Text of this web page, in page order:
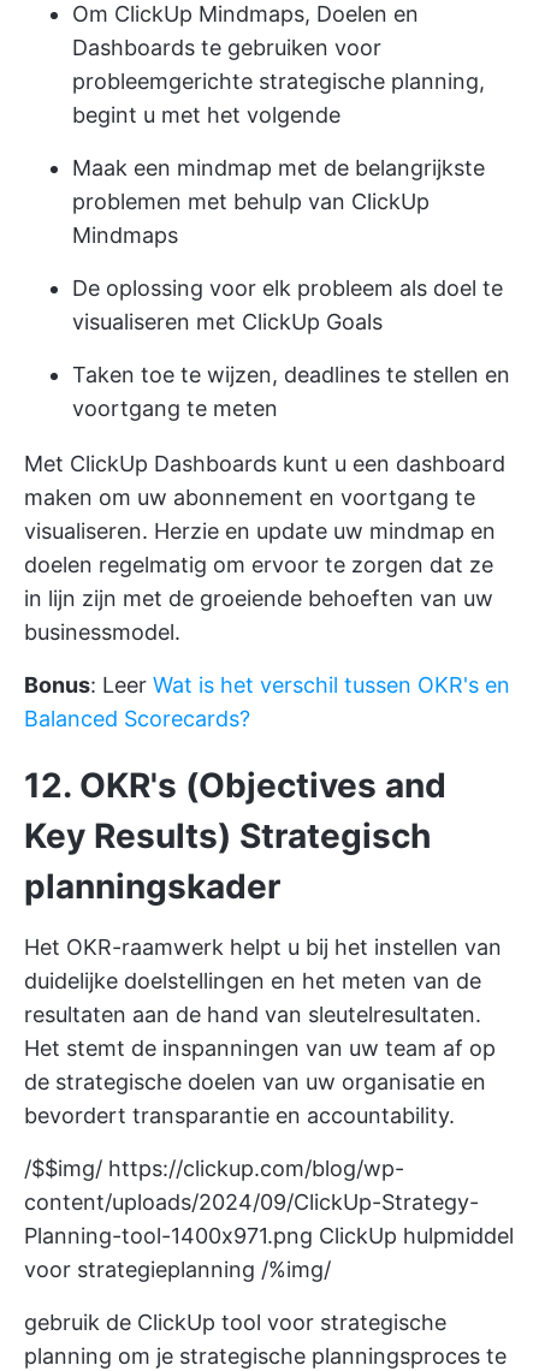
Om ClickUp Mindmaps, Doelen en
Dashboards te gebruiken voor
probleemgerichte strategische planning,
begint u met het volgende
Maak een mindmap met de belangrijkste
problemen met behulp van ClickUp
Mindmaps
De oplossing voor elk probleem als doel te
visualiseren met ClickUp Goals
Taken toe te wijzen, deadlines te stellen en
voortgang te meten
Met ClickUp Dashboards kunt u een dashboard
maken om uw abonnement en voortgang te
visualiseren. Herzie en update uw mindmap en
doelen regelmatig om ervoor te zorgen dat ze
in lijn zijn met de groeiende behoeften van uw
businessmodel.
Bonus: Leer Wat is het verschil tussen OKR's en
Balanced Scorecards?
12. OKR's (Objectives and
Key Results) Strategisch
planningskader
Het OKR-raamwerk helpt u bij het instellen van
duidelijke doelstellingen en het meten van de
resultaten aan de hand van sleutelresultaten.
Het stemt de inspanningen van uw team af op
de strategische doelen van uw organisatie en
bevordert transparantie en accountability.
/$$img/ https://clickup.com/blog/wp-
content/uploads/2024/09/ClickUp-Strategy-
Planning-tool-1400x971.png ClickUp hulpmiddel
voor strategieplanning /%img/
gebruik de ClickUp tool voor strategische
planning om je strategische planningsproces te